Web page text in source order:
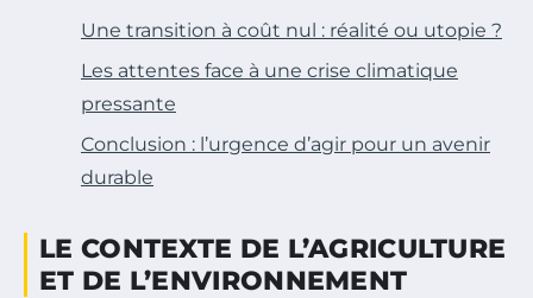
Une transition à coût nul : réalité ou utopie ?
Les attentes face à une crise climatique
pressante
Conclusion : l’urgence d’agir pour un avenir
durable
LE CONTEXTE DE L’AGRICULTURE
ET DE L’ENVIRONNEMENT